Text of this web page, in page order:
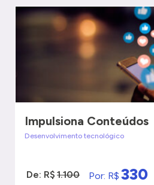
Impulsiona Conteúdos
Desenvolvimento tecnológico
De: R$ 1.100 Por: R$ 330